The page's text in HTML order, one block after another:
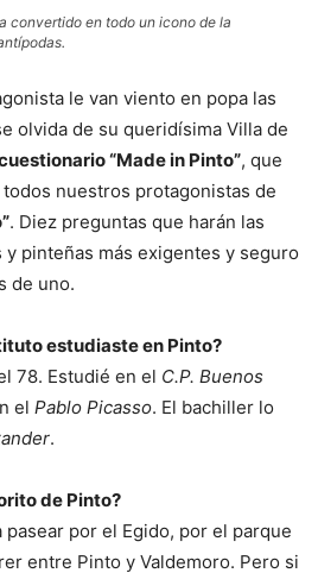
convertido en todo un icono de la
le van viento en popa las
olvida de su queridísima Villa de
“Made in Pinto”, que
nuestros protagonistas de
. Diez preguntas que harán las
pinteñas más exigentes y seguro
de uno.
estudiaste en Pinto?
78. Estudié en el C.P. Buenos
el Pablo Picasso. El bachiller lo
.
de Pinto?
pasear por el Egido, por el parque
entre Pinto y Valdemoro. Pero si